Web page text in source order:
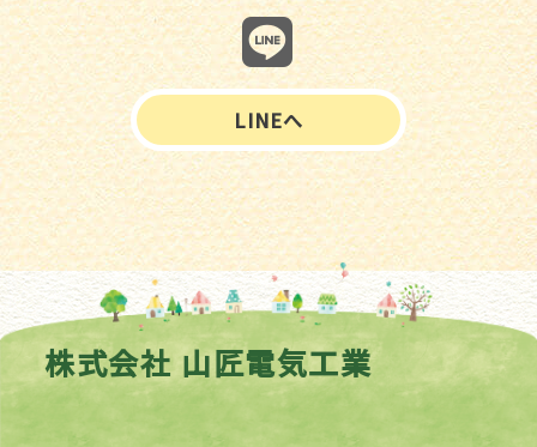
LINEへ
株式会社 山匠電気工業